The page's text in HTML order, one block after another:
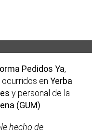
Pedidos Ya,
en Yerba
y personal de la
(GUM)
hecho de